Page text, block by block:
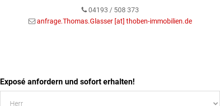
04193 / 508 373
anfrage.Thomas.Glasser [at] thoben-immobilien.de
Exposé anfordern und sofort erhalten!